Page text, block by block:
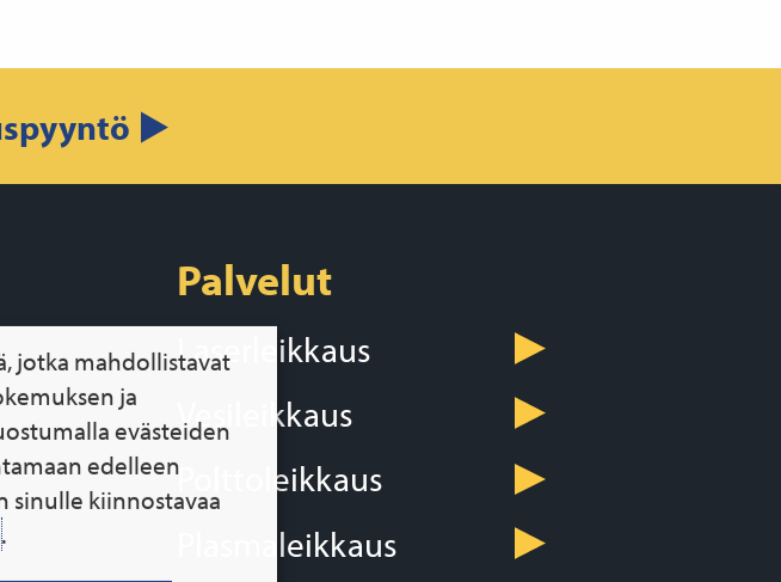
▶
Palvelut
Laserleikkaus
Vesileikkaus
Polttoleikkaus
Plasmaleikkaus
jotka mahdollistavat
ja
evästeiden
edelleen
sinulle kiinnostavaa
.